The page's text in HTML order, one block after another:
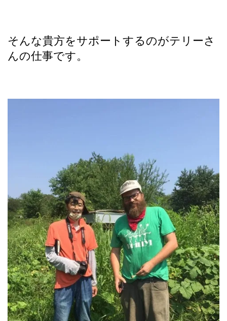
そんな貴方をサポートするのがテリーさ
んの仕事です。